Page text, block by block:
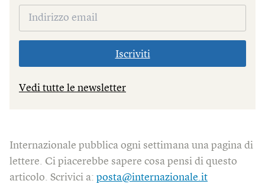
Iscriviti
Vedi tutte le newsletter
Internazionale pubblica ogni settimana una pagina di
lettere. Ci piacerebbe sapere cosa pensi di questo
articolo. Scrivici a: posta@internazionale.it